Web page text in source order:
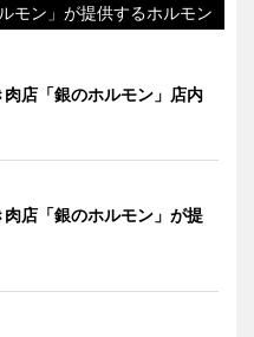
モン」が提供するホルモン
店「銀のホルモン」店内
店「銀のホルモン」が提